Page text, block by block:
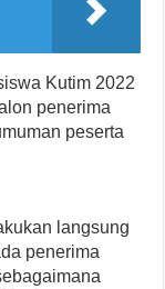
Kutim 2022
penerima
peserta
langsung
penerima